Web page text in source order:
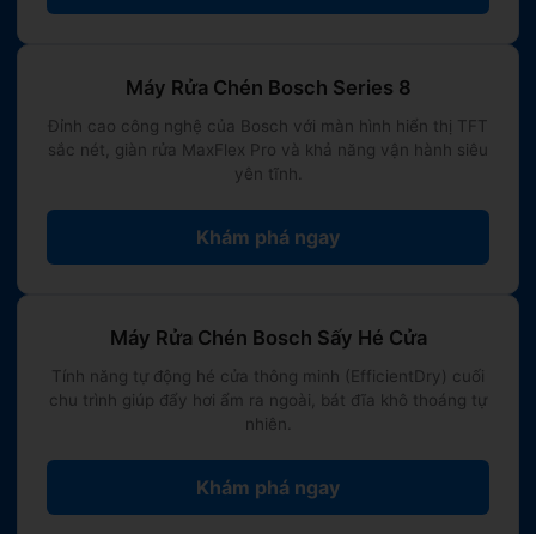
Máy Rửa Chén Bosch Series 8
Đỉnh cao công nghệ của Bosch với màn hình hiển thị TFT
sắc nét, giàn rửa MaxFlex Pro và khả năng vận hành siêu
yên tĩnh.
Khám phá ngay
Máy Rửa Chén Bosch Sấy Hé Cửa
Tính năng tự động hé cửa thông minh (EfficientDry) cuối
chu trình giúp đẩy hơi ẩm ra ngoài, bát đĩa khô thoáng tự
nhiên.
Khám phá ngay